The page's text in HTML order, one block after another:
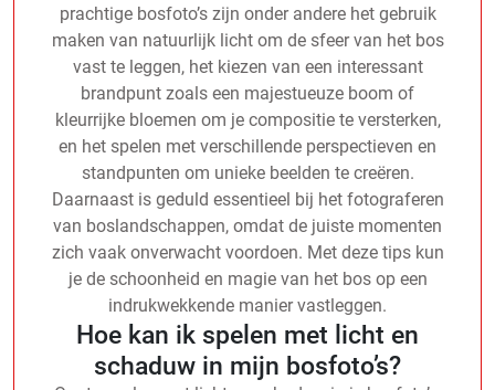
prachtige bosfoto’s zijn onder andere het gebruik
maken van natuurlijk licht om de sfeer van het bos
vast te leggen, het kiezen van een interessant
brandpunt zoals een majestueuze boom of
kleurrijke bloemen om je compositie te versterken,
en het spelen met verschillende perspectieven en
standpunten om unieke beelden te creëren.
Daarnaast is geduld essentieel bij het fotograferen
van boslandschappen, omdat de juiste momenten
zich vaak onverwacht voordoen. Met deze tips kun
je de schoonheid en magie van het bos op een
indrukwekkende manier vastleggen.
Hoe kan ik spelen met licht en
schaduw in mijn bosfoto’s?